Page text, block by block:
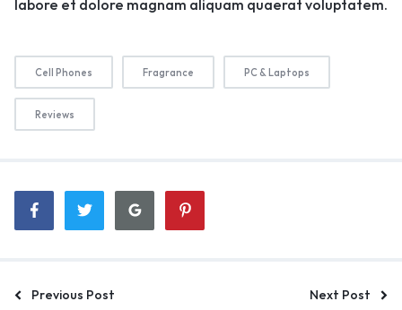
labore et dolore magnam aliquam quaerat voluptatem.
Cell Phones Fragrance PC & Laptops
Reviews
Previous Post Next Post